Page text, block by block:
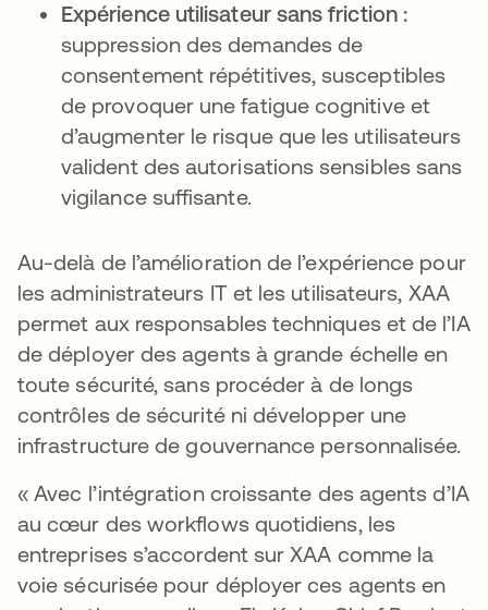
Expérience utilisateur sans friction :
suppression des demandes de
consentement répétitives, susceptibles
de provoquer une fatigue cognitive et
d’augmenter le risque que les utilisateurs
valident des autorisations sensibles sans
vigilance suffisante.
Au-delà de l’amélioration de l’expérience pour
les administrateurs IT et les utilisateurs, XAA
permet aux responsables techniques et de l’IA
de déployer des agents à grande échelle en
toute sécurité, sans procéder à de longs
contrôles de sécurité ni développer une
infrastructure de gouvernance personnalisée.
« Avec l’intégration croissante des agents d’IA
au cœur des workflows quotidiens, les
entreprises s’accordent sur XAA comme la
voie sécurisée pour déployer ces agents en